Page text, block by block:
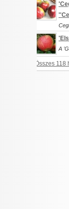
A
Összes